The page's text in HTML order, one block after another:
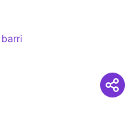
Indians
filtrar per: Gent del barri